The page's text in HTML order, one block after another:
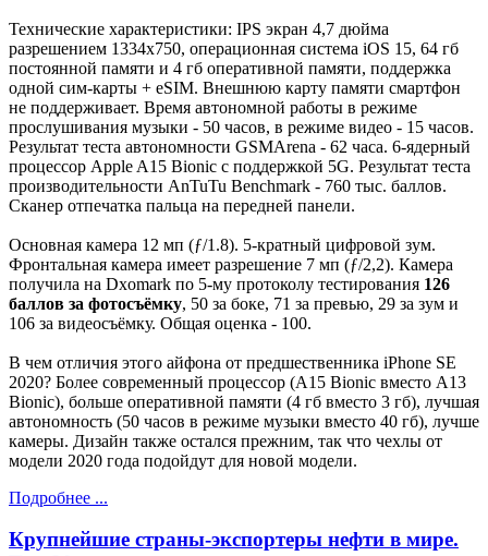
Технические характеристики: IPS экран 4,7 дюйма
разрешением 1334x750, операционная система iOS 15, 64 гб
постоянной памяти и 4 гб оперативной памяти, поддержка
одной сим-карты + eSIM. Внешнюю карту памяти смартфон
не поддерживает. Время автономной работы в режиме
прослушивания музыки - 50 часов, в режиме видео - 15 часов.
Результат теста автономности GSMArena - 62 часа. 6-ядерный
процессор Apple A15 Bionic с поддержкой 5G. Результат теста
производительности AnTuTu Benchmark - 760 тыс. баллов.
Сканер отпечатка пальца на передней панели.
Основная камера 12 мп (ƒ/1.8). 5-кратный цифровой зум.
Фронтальная камера имеет разрешение 7 мп (ƒ/2,2). Камера
получила на Dxomark по 5-му протоколу тестирования 126
баллов за фотосъёмку, 50 за боке, 71 за превью, 29 за зум и
106 за видеосъёмку. Общая оценка - 100.
В чем отличия этого айфона от предшественника iPhone SE
2020? Более современный процессор (A15 Bionic вместо A13
Bionic), больше оперативной памяти (4 гб вместо 3 гб), лучшая
автономность (50 часов в режиме музыки вместо 40 гб), лучше
камеры. Дизайн также остался прежним, так что чехлы от
модели 2020 года подойдут для новой модели.
Подробнее ...
Крупнейшие страны-экспортеры нефти в мире.